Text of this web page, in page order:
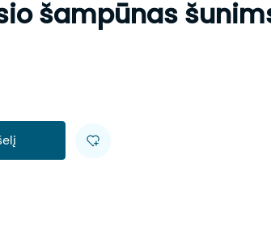
šampūnas